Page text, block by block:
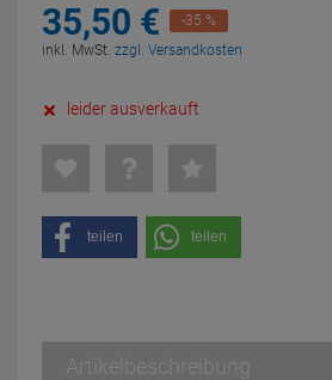
35,50 €
-35 %
inkl. MwSt. zzgl. Versandkosten
leider ausverkauft
teilen teilen
Artikelbeschreibung